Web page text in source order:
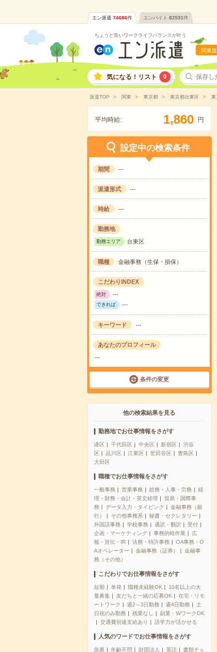
エン派遣 74686件 エンバイト 82531件
ちょうど良いワークライフバランスが叶う
関東版
気になる！リスト 0 保存し
派遣TOP 関東 東京都 東京都台東区 東
平均時給: 1,860 円
設定中の検索条件
期間 ---
派遣形式 ---
時給 ---
勤務地
勤務エリア 台東区
職種 金融事務（生保・損保）
こだわりINDEX
絶対 ---
できれば ---
キーワード ---
あなたのプロフィール
---
条件の変更
他の検索結果を見る
勤務地でお仕事情報をさがす
港区 千代田区 中央区 新宿区
渋谷
区
品川区 江東区 世田谷区
豊島区
大田区
職種でお仕事情報をさがす
一般事務 営業事務 総務・人事・労務
経
理・財務・会計・英文経理
貿易・国際事
務
データ入力・タイピング
金融事務（銀
行）
その他事務系
秘書・セクレタリー
外国語事務
学校事務 通訳・翻訳
受付
企画・マーケティング
事務的軽作業
広
報・宣伝・IR
法務・特許事務
OA事務・O
Aオペレーター
金融事務（証券）
金融事
務（その他）
こだわりでお仕事情報をさがす
短期 単発 職種未経験OK
10名以上の大
量募集
友だちと一緒の応募OK
在宅・リモ
ートワーク
週2～3日勤務 週4日勤務
土
日祝のみ勤務
残業なし
副業・WワークOK
交通費別途支給あり
語学力が活かせる
人気のワードでお仕事情報をさがす
急募 年齢不問 財団法人 英語
書類チェ